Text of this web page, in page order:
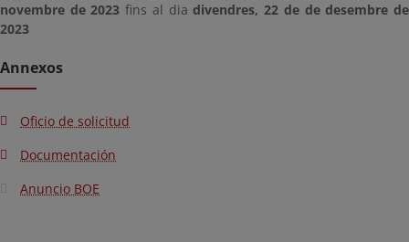
novembre de 2023 fins al diadivendres, 22 de de desembre de
2023
Annexos
Oficio de solicitud
Documentación
Anuncio BOE